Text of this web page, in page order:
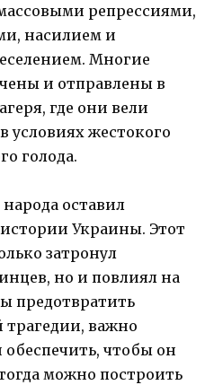
репрессиями,
насилием и
Многие
и отправлены в
где они вели
условиях жестокого
голода.
оставил
Украины. Этот
затронул
но и повлиял на
предотвратить
трагедии, важно
чтобы он
можно построить